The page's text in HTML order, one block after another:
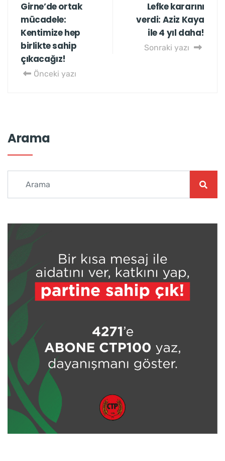
Girne’de ortak
mücadele:
Kentimize hep
birlikte sahip
çıkacağız!
Önceki yazı
Lefke kararını
verdi: Aziz Kaya
ile 4 yıl daha!
Sonraki yazı
Arama